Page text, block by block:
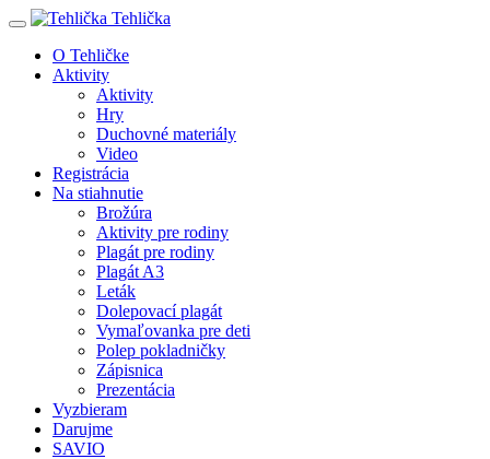
Tehlička
O Tehličke
Aktivity
Aktivity
Hry
Duchovné materiály
Video
Registrácia
Na stiahnutie
Brožúra
Aktivity pre rodiny
Plagát pre rodiny
Plagát A3
Leták
Dolepovací plagát
Vymaľovanka pre deti
Polep pokladničky
Zápisnica
Prezentácia
Vyzbieram
Darujme
SAVIO